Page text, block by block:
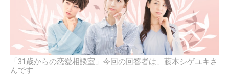
「31歳からの恋愛相談室」今回の回答者は、藤本シゲユキさ
んです